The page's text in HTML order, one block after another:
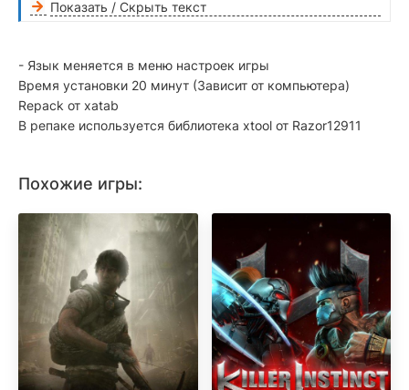
Показать / Скрыть текст
- Язык меняется в меню настроек игры
Время установки 20 минут (Зависит от компьютера)
Repack от xatab
В репаке используется библиотека xtool от Razor12911
Похожие игры: